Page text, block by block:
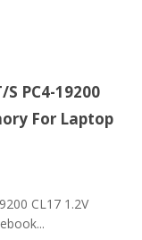
s PC4-19200
For Laptop
CL17 1.2V